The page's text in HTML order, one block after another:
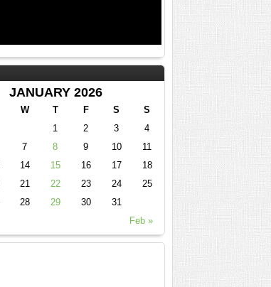
JANUARY 2026
W T F S S
Feb »
1 2 3
4
7 8 9 10
11
14 15 16 17
18
21 22 23 24
25
28 29 30 31